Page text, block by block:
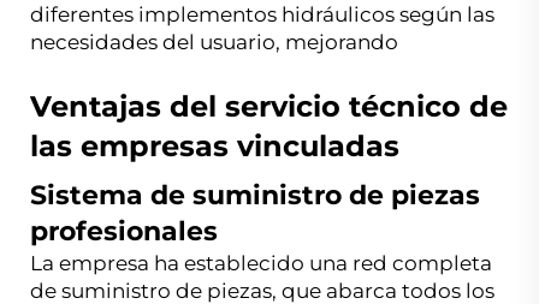
diferentes implementos hidráulicos según las
necesidades del usuario, mejorando
Ventajas del servicio técnico de
las empresas vinculadas
Sistema de suministro de piezas
profesionales
La empresa ha establecido una red completa
de suministro de piezas, que abarca todos los